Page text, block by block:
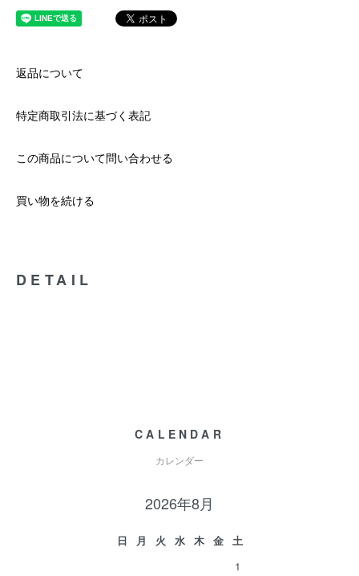
返品について
特定商取引法に基づく表記
この商品について問い合わせる
買い物を続ける
DETAIL
CALENDAR
カレンダー
2026年8月
日 月 火 水 木 金
土
1